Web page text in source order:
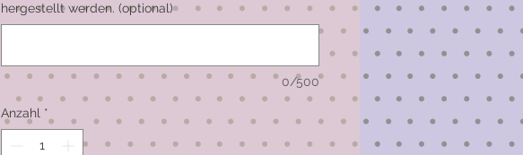
hergestellt werden. (optional)
0/500
Anzahl *